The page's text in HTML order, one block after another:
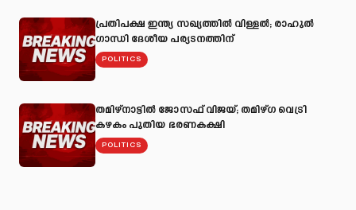
പ്രതിപക്ഷ ഇന്ത്യ സഖ്യത്തിൽ വിള്ളൽ; രാഹുൽ
ഗാന്ധി ദേശീയ പര്യടനത്തിന്
POLITICS
തമിഴ്നാട്ടിൽ ജോസഫ് വിജയ്; തമിഴ്ഗ വെട്രി
കഴകം പുതിയ ഭരണകക്ഷി
POLITICS